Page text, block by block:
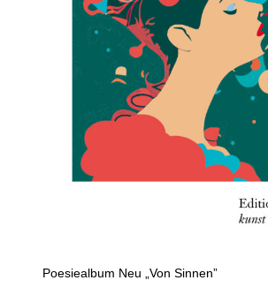
Poesiealbum Neu „Von Sinnen”